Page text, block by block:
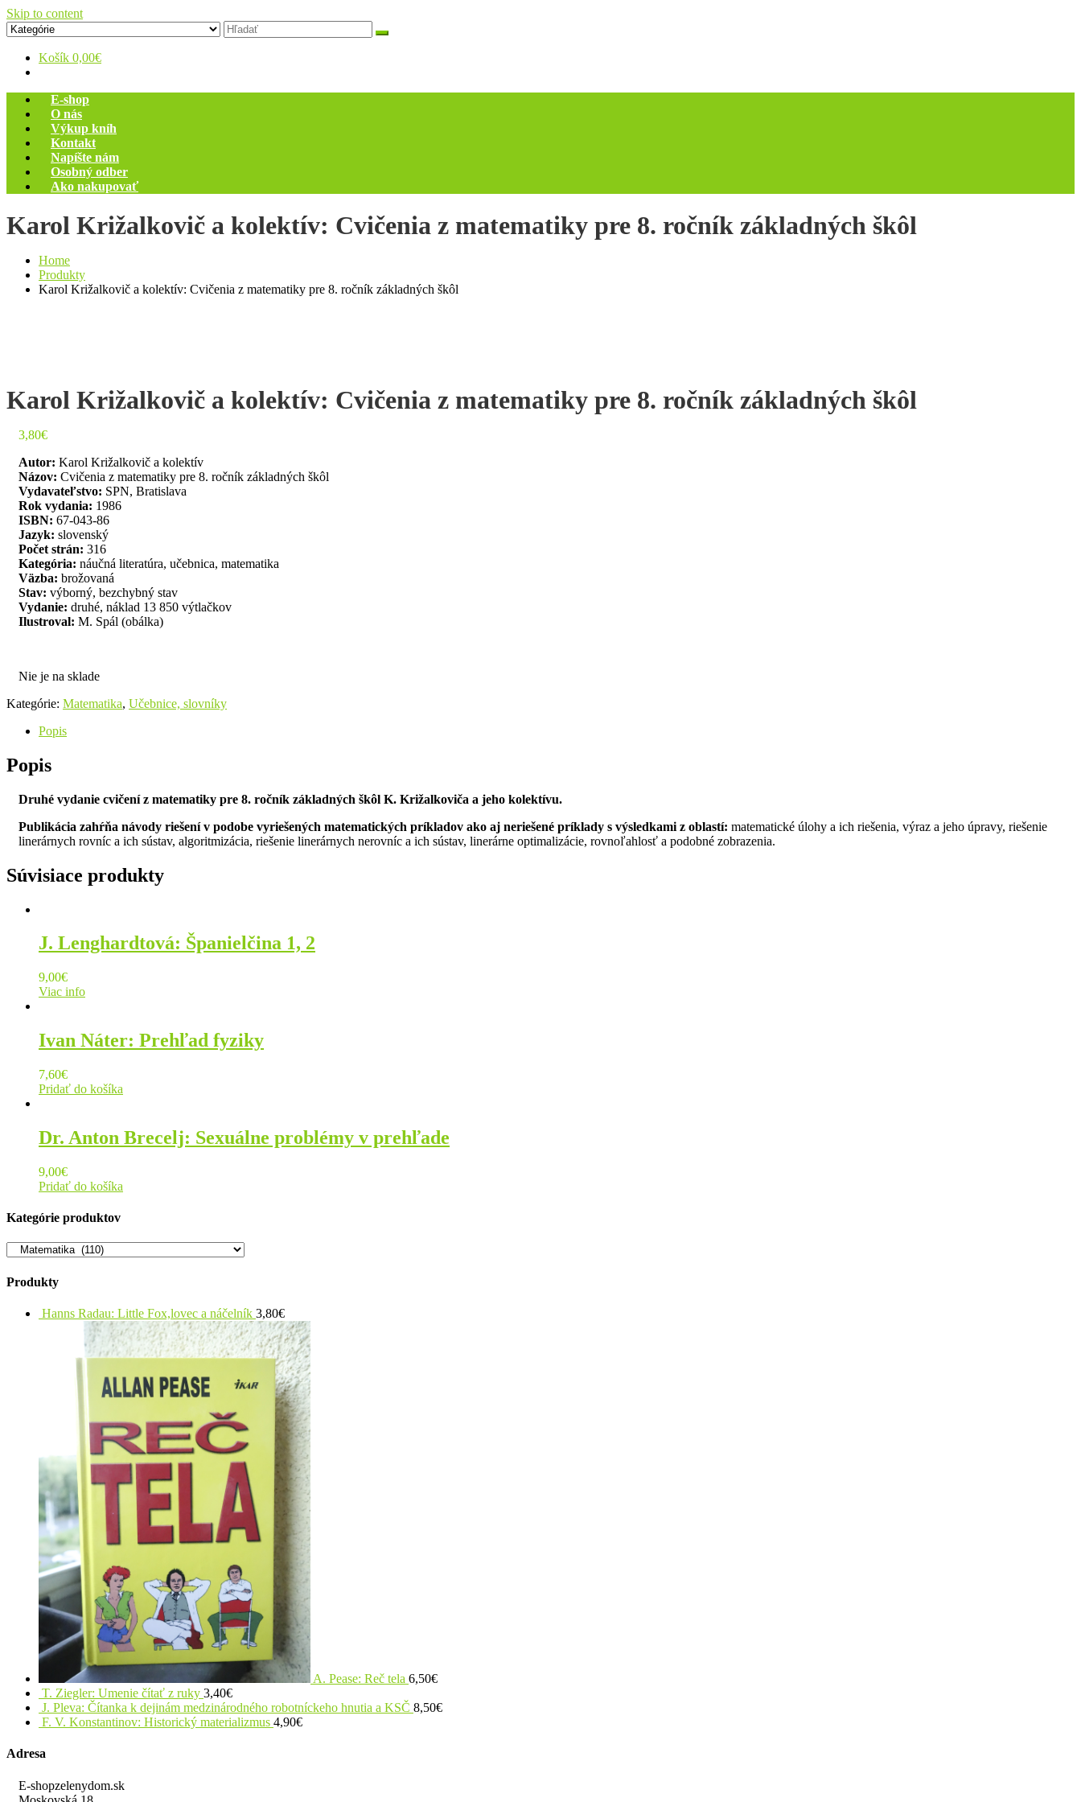
Skip to content
Zelený dom
Antikvariát
Košík 0,00€
E-shop
O nás
Výkup kníh
Kontakt
Napíšte nám
Osobný odber
Ako nakupovať
Karol Križalkovič a kolektív: Cvičenia z matematiky pre 8. ročník základných škôl
Home
Produkty
Karol Križalkovič a kolektív: Cvičenia z matematiky pre 8. ročník základných škôl
Karol Križalkovič a kolektív: Cvičenia z matematiky pre 8. ročník základných škôl
3,80€
Autor: Karol Križalkovič a kolektív
Názov: Cvičenia z matematiky pre 8. ročník základných škôl
Vydavateľstvo: SPN, Bratislava
Rok vydania: 1986
ISBN: 67-043-86
Jazyk: slovenský
Počet strán: 316
Kategória: náučná literatúra, učebnica, matematika
Väzba: brožovaná
Stav: výborný, bezchybný stav
Vydanie: druhé, náklad 13 850 výtlačkov
Ilustroval: M. Spál (obálka)
Nie je na sklade
Kategórie: Matematika, Učebnice, slovníky
Popis
Popis
Druhé vydanie cvičení z matematiky pre 8. ročník základných škôl K. Križalkoviča a jeho kolektívu.
Publikácia zahŕňa návody riešení v podobe vyriešených matematických príkladov ako aj neriešené príklady s výsledkami z oblastí: matematické úlohy a ich riešenia, výraz a jeho úpravy, riešenie
linerárnych rovníc a ich sústav, algoritmizácia, riešenie linerárnych nerovníc a ich sústav, linerárne optimalizácie, rovnoľahlosť a podobné zobrazenia.
Súvisiace produkty
J. Lenghardtová: Španielčina 1, 2
9,00€
Viac info
Ivan Náter: Prehľad fyziky
7,60€
Pridať do košíka
Dr. Anton Brecelj: Sexuálne problémy v prehľade
9,00€
Pridať do košíka
Kategórie produktov
Produkty
Hanns Radau: Little Fox,lovec a náčelník 3,80€
A. Pease: Reč tela 6,50€
T. Ziegler: Umenie čítať z ruky 3,40€
J. Pleva: Čítanka k dejinám medzinárodného robotníckeho hnutia a KSČ 8,50€
F. V. Konstantinov: Historický materializmus 4,90€
Adresa
E-shopzelenydom.sk